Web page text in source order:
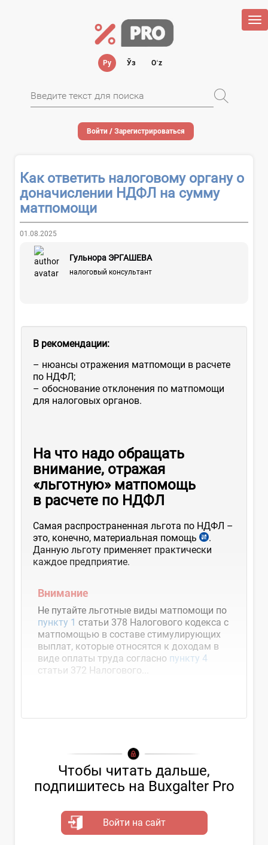
Ру Ўз Oʻz
Войти / Зарегистрироваться
Как ответить налоговому органу о
доначислении НДФЛ на сумму
матпомощи
01.08.2025
Гульнора ЭРГАШЕВА
налоговый консультант
В рекомендации:
– нюансы отражения матпомощи в расчете
по НДФЛ;
– обоснование отклонения по матпомощи
для налоговых органов.
На что надо обращать
внимание, отражая
«льготную» матпомощь
в расчете по НДФЛ
Самая распространенная льгота по НДФЛ –
это, конечно, материальная помощь
.
Данную льготу применяет практически
каждое предприятие.
Внимание
Не путайте льготные виды матпомощи по
пункту 1 статьи 378 Налогового кодекса с
матпомощью в составе стимулирующих
выплат, которые относятся к доходам в
виде оплаты труда согласно пункту 4
статьи 372 Налогового...
Чтобы читать дальше,
подпишитесь на Buxgalter Pro
Войти на сайт